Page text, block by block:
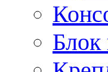
Блок